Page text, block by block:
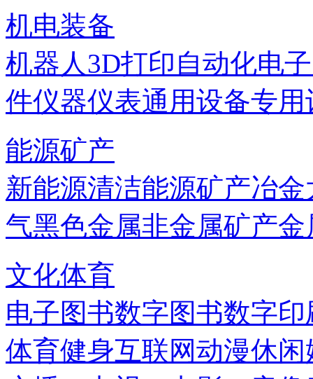
机电装备
机器人3D打印自动化电
件仪器仪表通用设备专用
能源矿产
新能源清洁能源矿产冶金
气黑色金属非金属矿产金
文化体育
电子图书数字图书数字印
体育健身互联网动漫休闲